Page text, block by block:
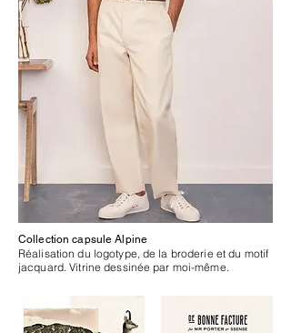
Collection capsule Alpine
Réalisation du logotype, de la broderie et du motif
jacquard. Vitrine dessinée par moi-même.